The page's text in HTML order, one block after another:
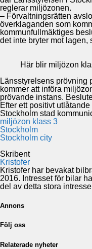
reglerar miljözonen.
– Förvaltningsrätten
överklaganden som
kommunfullmäktiges
det inte bryter mot lagen,
Här blir miljözon
Länsstyrelsens prövning
kommer att införa
prövande instans.
Efter ett positivt
Stockholm stad
miljözon klass 3
Stockholm
Stockholm city
Skribent
Kristofer
Kristofer har bevakat
2016. Intresset för bilar
del av detta stora
Annons
Följ oss
Relaterade nyheter